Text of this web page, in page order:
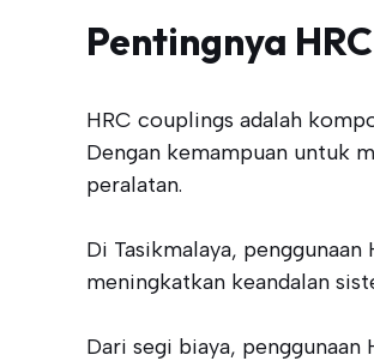
Pentingnya
HRC couplings adalah
Dengan kemampuan untuk
peralatan.
Di Tasikmalaya,
meningkatkan keandalan
Dari segi biaya,